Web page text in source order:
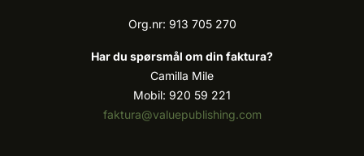
Org.nr: 913 705 270
Har du spørsmål om din faktura?
Camilla Mile
Mobil: 920 59 221
faktura@valuepublishing.com